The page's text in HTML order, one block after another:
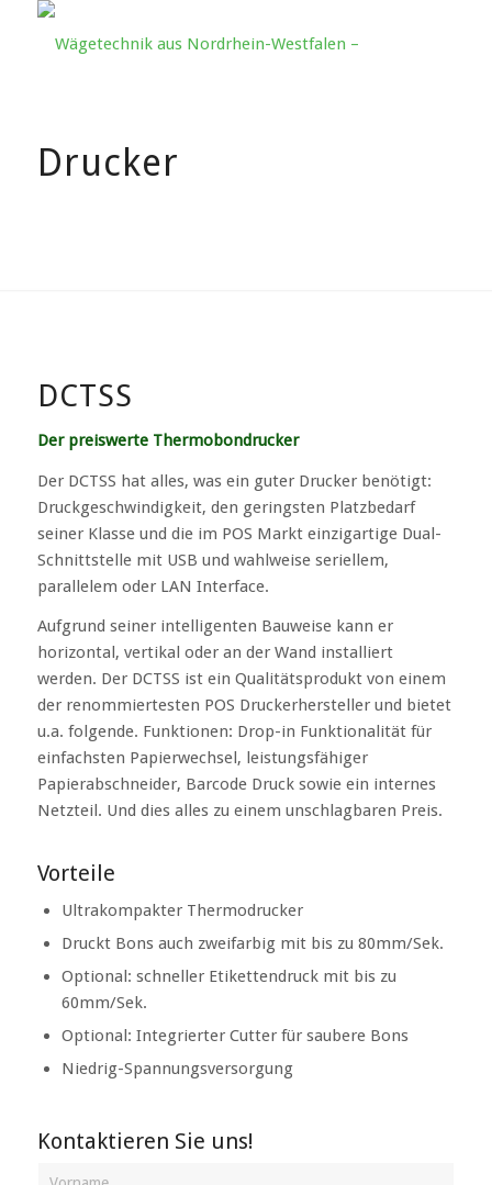
Drucker
DCTSS
Der preiswerte Thermobondrucker
Der DCTSS hat alles, was ein guter Drucker benötigt:
Druckgeschwindigkeit, den geringsten Platzbedarf
seiner Klasse und die im POS Markt einzigartige Dual-
Schnittstelle mit USB und wahlweise seriellem,
parallelem oder LAN Interface.
Aufgrund seiner intelligenten Bauweise kann er
horizontal, vertikal oder an der Wand installiert
werden. Der DCTSS ist ein Qualitätsprodukt von einem
der renommiertesten POS Druckerhersteller und bietet
u.a. folgende. Funktionen: Drop-in Funktionalität für
einfachsten Papierwechsel, leistungsfähiger
Papierabschneider, Barcode Druck sowie ein internes
Netzteil. Und dies alles zu einem unschlagbaren Preis.
Vorteile
Ultrakompakter Thermodrucker
Druckt Bons auch zweifarbig mit bis zu 80mm/Sek.
Optional: schneller Etikettendruck mit bis zu
60mm/Sek.
Optional: Integrierter Cutter für saubere Bons
Niedrig-Spannungsversorgung
Kontaktieren Sie uns!